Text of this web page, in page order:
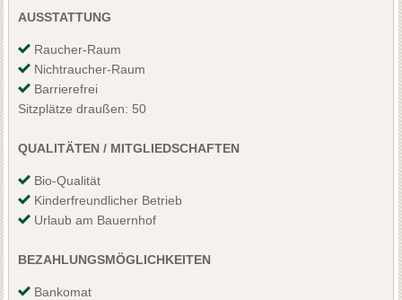
AUSSTATTUNG
Raucher-Raum
Nichtraucher-Raum
Barrierefrei
Sitzplätze draußen: 50
QUALITÄTEN / MITGLIEDSCHAFTEN
Bio-Qualität
Kinderfreundlicher Betrieb
Urlaub am Bauernhof
BEZAHLUNGSMÖGLICHKEITEN
Bankomat